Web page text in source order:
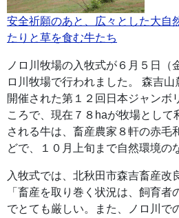
安全祈願のあと、広々とした大自
たりと草を食む牛たち
ノロ川牧場の入牧式が６月５日（
ロ川牧場で行われました。 森吉
開催された第１２回日本ジャンボ
ころで、現在７８haが牧場として
される牛は、畜産農家８軒の赤毛
どで、１０月上旬まで自然環境の
入牧式では、北秋田市森吉畜産改
「畜産を取り巻く状況は、飼育
でとても厳しい。また、ノロ川で